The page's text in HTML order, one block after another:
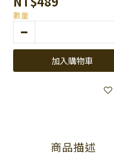
數量
加入購物車
商品描述